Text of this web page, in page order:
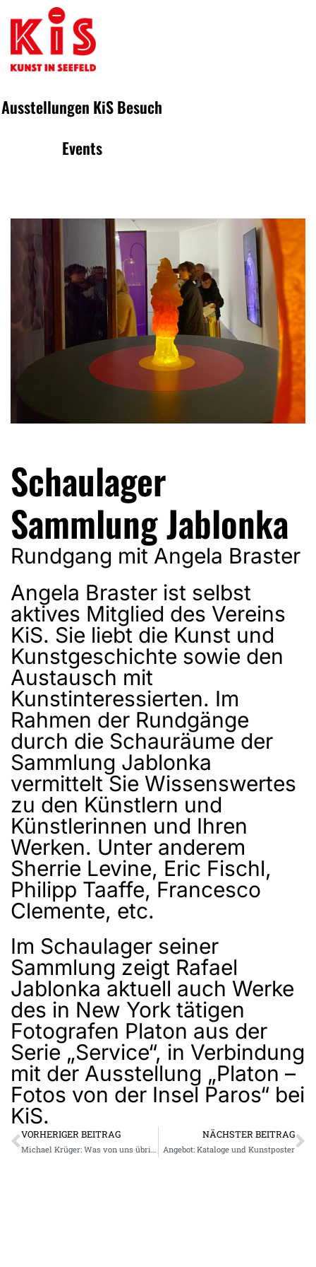
Ausstellungen KiSBesuch
Events
Schaulager
Sammlung Jablonka
Rundgang mit Angela Braster
Angela Braster ist selbst
aktives Mitglied des Vereins
KiS. Sie liebt die Kunst und
Kunstgeschichte sowie den
Austausch mit
Kunstinteressierten. Im
Rahmen der Rundgänge
durch die Schauräume der
Sammlung Jablonka
vermittelt Sie Wissenswertes
zu den Künstlern und
Künstlerinnen und Ihren
Werken. Unter anderem
Sherrie Levine, Eric Fischl,
Philipp Taaffe, Francesco
Clemente, etc.
Im Schaulager seiner
Sammlung zeigt Rafael
Jablonka aktuell auch Werke
des in New York tätigen
Fotografen Platon aus der
Serie „Service“, in Verbindung
mit der Ausstellung „Platon –
Fotos von der Insel Paros“ bei
KiS.
VORHERIGER BEITRAG
Michael Krüger: Was von uns übrig bleibt …
NÄCHSTER BEITRAG
Angebot: Kataloge und Kunstposter